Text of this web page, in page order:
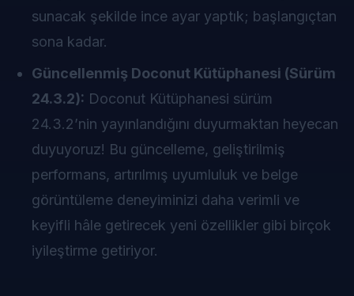
sunacak şekilde ince ayar yaptık; başlangıçtan
sona kadar.
Güncellenmiş Doconut Kütüphanesi (Sürüm
24.3.2): Doconut Kütüphanesi sürüm
24.3.2’nin yayınlandığını duyurmaktan heyecan
duyuyoruz! Bu güncelleme, geliştirilmiş
performans, artırılmış uyumluluk ve belge
görüntüleme deneyiminizi daha verimli ve
keyifli hâle getirecek yeni özellikler gibi birçok
iyileştirme getiriyor.